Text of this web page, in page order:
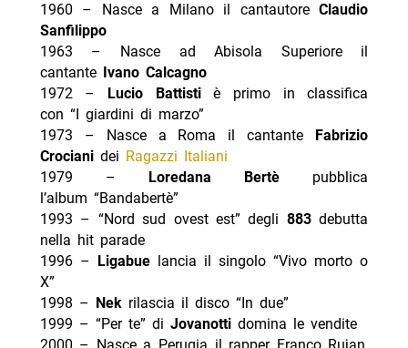
1960 – Nasce a Milano il cantautoreClaudio
Sanfilippo
1963 – Nasce ad Abisola Superiore il
cantante
Ivano Calcagno
1972 –
Lucio Battistiè primo in classifica
con “I giardini di marzo”
1973 – Nasce a Roma il cantante
Fabrizio
Crocianidei Ragazzi Italiani
1979 –
Loredana Bertè pubblica
l’album “Bandabertè”
1993 – “Nord sud ovest est” degli 883debutta
nella hit parade
1996 –
Ligabuelancia il singolo “Vivo morto o
X”
1998 – Nekrilascia il disco “In due”
1999 – “Per te” di Jovanottidomina le vendite